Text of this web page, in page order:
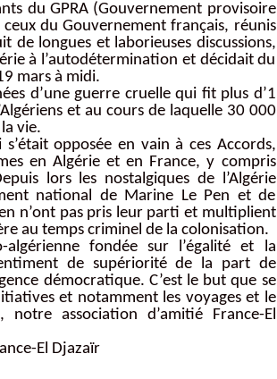
du GPRA (Gouvernement provisoire
du Gouvernement français, réunis
de longues et laborieuses discussions,
à l’autodétermination et décidait du
mars à midi.
d’une guerre cruelle qui fit plus d’1
et au cours de laquelle 30 000
vie.
s’était opposée en vain à ces Accords,
en Algérie et en France, y compris
lors les nostalgiques de l’Algérie
national de Marine Le Pen et de
n’ont pas pris leur parti et multiplient
au temps criminel de la colonisation.
fondée sur l’égalité et la
de supériorité de la part de
démocratique. C’est le but que se
et notamment les voyages et le
notre association d’amitié France-El
El Djazaïr